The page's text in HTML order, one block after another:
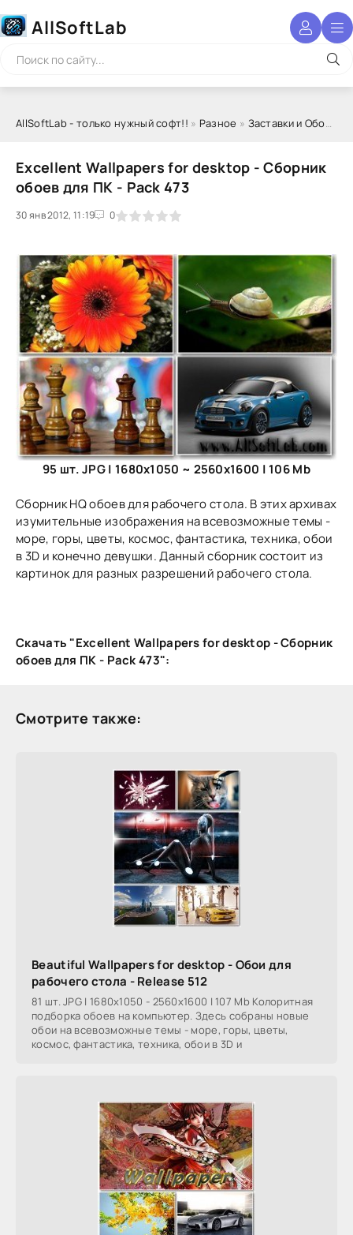
AllSoftLab
AllSoftLab - только нужный софт!! » Разное » Заставки и Обои
Excellent Wallpapers for desktop - Сборник
обоев для ПК - Pack 473
30 янв 2012, 11:19 0
1 2 3 4 5
95 шт. JPG | 1680x1050 ~ 2560x1600 | 106 Mb
Сборник HQ обоев для рабочего стола. В этих архивах
изумительные изображения на всевозможные темы -
море, горы, цветы, космос, фантастика, техника, обои
в 3D и конечно девушки. Данный сборник состоит из
картинок для разных разрешений рабочего стола.
Скачать "Excellent Wallpapers for desktop - Сборник
обоев для ПК - Pack 473":
Смотрите также:
Beautiful Wallpapers for desktop - Обои для
рабочего стола - Release 512
81 шт. JPG | 1680x1050 - 2560x1600 | 107 Mb Колоритная
подборка обоев на компьютер. Здесь собраны новые
обои на всевозможные темы - море, горы, цветы,
космос, фантастика, техника, обои в 3D и